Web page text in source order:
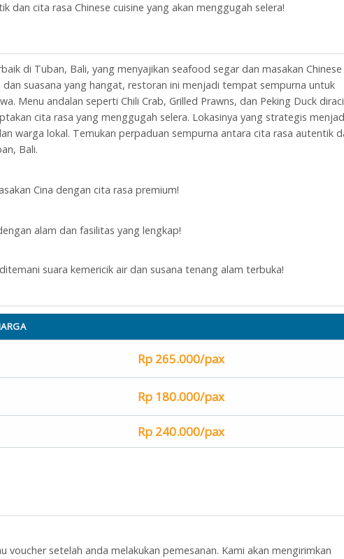
dan cita rasa Chinese cuisine yang akan menggugah selera!
di Tuban, Bali, yang menyajikan seafood segar dan masakan Chinese
suasana yang hangat, restoran ini menjadi tempat sempurna untuk
Menu andalan seperti Chili Crab, Grilled Prawns, dan Peking Duck
cita rasa yang menggugah selera. Lokasinya yang strategis
warga lokal. Temukan perpaduan sempurna antara cita rasa autentik
Bali.
Cina dengan cita rasa premium!
alam dan fasilitas yang lengkap!
suara kemericik air dan susana tenang alam terbuka!
Rp 265.000/pax
Rp 180.000/pax
Rp 240.000/pax
voucher setelah anda melakukan pemesanan. Kami akan mengirimkan